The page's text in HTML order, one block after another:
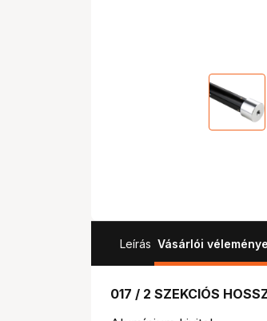
Leírás Vásárlói
017 / 2 SZEKCIÓS